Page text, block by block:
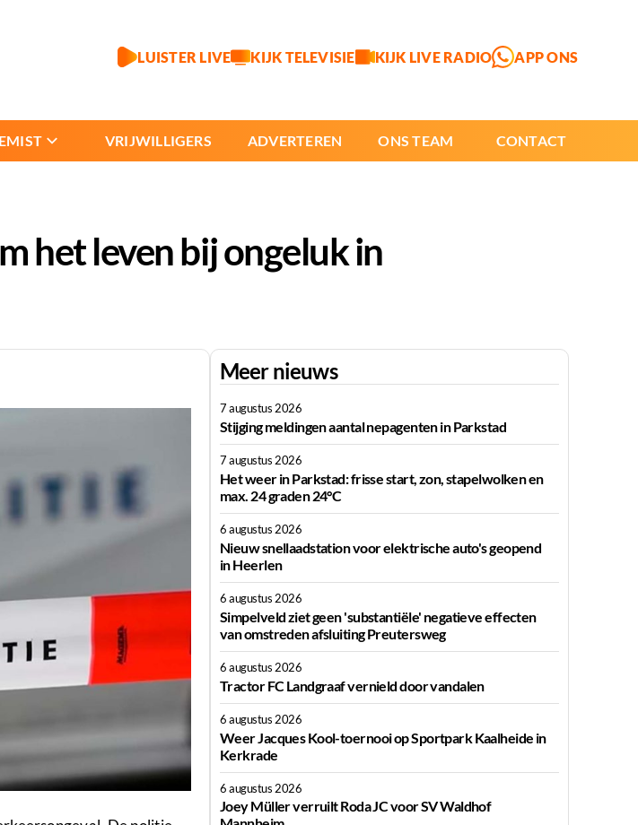
LUISTER LIVE KIJK TELEVISIE KIJK LIVE RADIO APP ONS
VRIJWILLIGERS ADVERTEREN ONS TEAM CONTACT
het leven bij ongeluk in
Meer nieuws
7 augustus 2026
Stijging meldingen aantal nepagenten in Parkstad
7 augustus 2026
Het weer in Parkstad: frisse start, zon, stapelwolken en
max. 24 graden 24°C
6 augustus 2026
Nieuw snellaadstation voor elektrische auto's geopend
in Heerlen
6 augustus 2026
Simpelveld ziet geen 'substantiële' negatieve effecten
van omstreden afsluiting Preutersweg
6 augustus 2026
Tractor FC Landgraaf vernield door vandalen
6 augustus 2026
Weer Jacques Kool-toernooi op Sportpark Kaalheide in
Kerkrade
6 augustus 2026
Joey Müller verruilt Roda JC voor SV Waldhof